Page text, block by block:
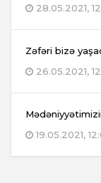
28.05.2021,
Zəfəri bizə
26.05.2021,
19.05.2021,